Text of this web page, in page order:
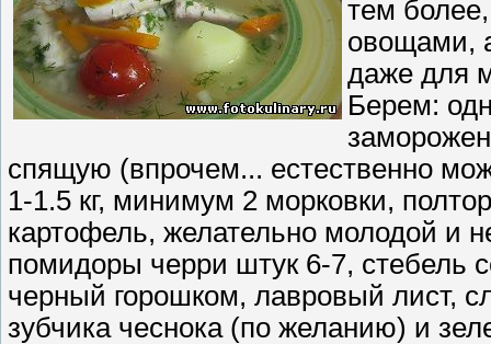
тем
овощами,
даже для
Берем:
спящую (впрочем... естественно
1-1.5 кг, минимум 2 морковки,
картофель, желательно молодой и
помидоры черри штук 6-7, стебель
черный горошком, лавровый лист,
зубчика чеснока (по желанию) и